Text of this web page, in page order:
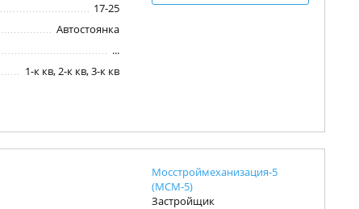
17-25
Автостоянка
...
1-к кв, 2-к кв, 3-к кв
Мосстроймеханизация-5
(МСМ-5)
Застройщик